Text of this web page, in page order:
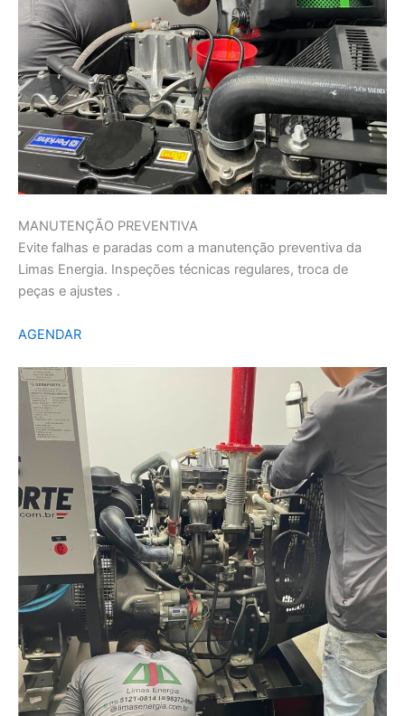
MANUTENÇÃO PREVENTIVA
Evite falhas e paradas com a manutenção preventiva da
Limas Energia. Inspeções técnicas regulares, troca de
peças e ajustes .
AGENDAR